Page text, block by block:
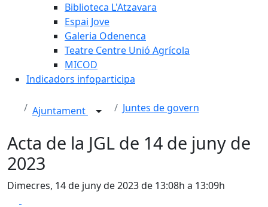
Biblioteca L'Atzavara
Espai Jove
Galeria Odenenca
Teatre Centre Unió Agrícola
MICOD
Indicadors infoparticipa
Ajuntament Juntes de govern
Acta de la JGL de 14 de juny de
2023
Dimecres, 14 de juny de 2023 de 13:08h a 13:09h